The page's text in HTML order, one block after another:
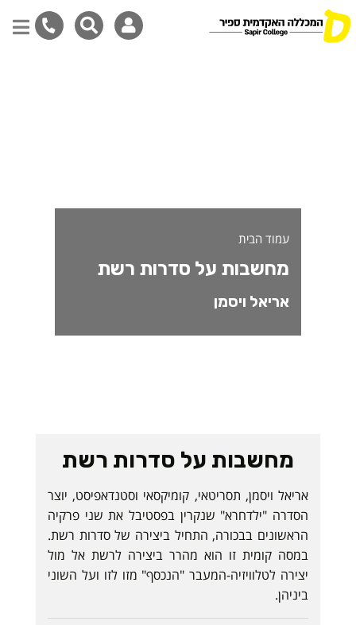
עמוד הבית
מחשבות על סדרות רשת
אריאל ויסמן
מחשבות על סדרות רשת
אריאל ויסמן, תסריטאי, קומיקסאי וסטנדאפיסט, יוצר
הסדרה "ילדחרא" שנקרין בפסטיבל את שני פרקיה
הראשונים בבכורה, התחיל ביצירה של סדרות רשת.
במסה קומית זו הוא מהרר ביצירה לרשת אל מול
יצירה לטלוויזיה-המעבר "הנכסף" מזו לזו ועל השוני
ביניהן.